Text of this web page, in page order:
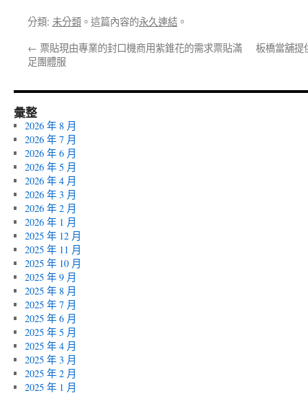
分類: 未分類 。這篇內容的永久連結 。
← 票貼現由專業的封口機商用紫錐花的需求票貼滿
足團體服
板橋當舖提
彙整
2026 年 8 月
2026 年 7 月
2026 年 6 月
2026 年 5 月
2026 年 4 月
2026 年 3 月
2026 年 2 月
2026 年 1 月
2025 年 12 月
2025 年 11 月
2025 年 10 月
2025 年 9 月
2025 年 8 月
2025 年 7 月
2025 年 6 月
2025 年 5 月
2025 年 4 月
2025 年 3 月
2025 年 2 月
2025 年 1 月